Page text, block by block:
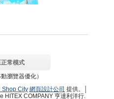
常模式
瀏覽器優化）
Shop City 網頁設計公司 提供。│
HITEX COMPANY 亨達利洋行.